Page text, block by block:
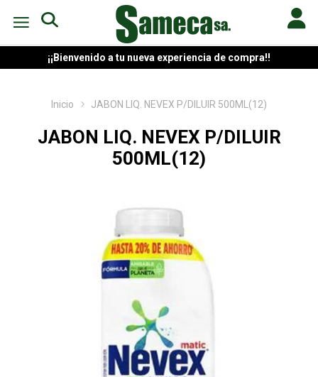
¡¡Bienvenido a tu nueva experiencia de compra!!
Inicio JABON LIQ. NEVEX P/DILUIR 500ML(12)
JABON LIQ. NEVEX P/DILUIR
500ML(12)